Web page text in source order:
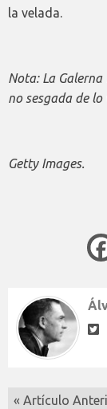
la velada.
Nota: La
no sesgada de
Getty Images.
« Artículo